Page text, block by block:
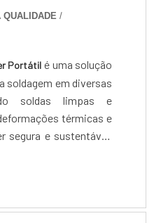
QUALIDADE /
Portátil é uma solução
soldagem em diversas
soldas limpas e
térmicas e
segura e sustentável,
saudável e alinhado
corporativa.